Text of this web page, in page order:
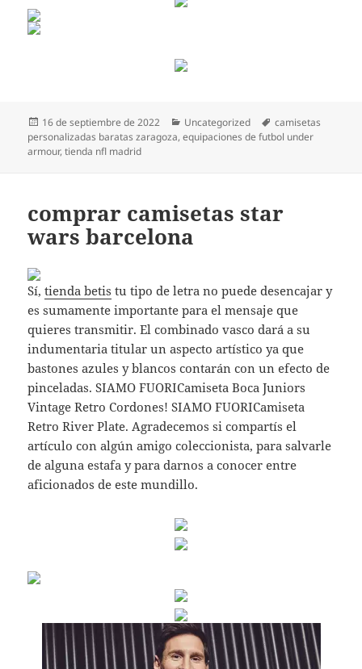
Publicado
el
16 de septiembre de 2022 Categorías
Uncategorized Etiquetas
camisetas
personalizadas baratas zaragoza,equipaciones de futbol under
armour,tienda nfl madrid
comprar camisetas star
wars barcelona
Sí,tienda betis tu tipo de letra no puede desencajar y
es sumamente importante para el mensaje que
quieres transmitir. El combinado vasco dará a su
indumentaria titular un aspecto artístico ya que
bastones azules y blancos contarán con un efecto de
pinceladas. SIAMO FUORICamiseta Boca Juniors
Vintage Retro Cordones! SIAMO FUORICamiseta
Retro River Plate. Agradecemos si compartís el
artículo con algún amigo coleccionista, para salvarle
de alguna estafa y para darnos a conocer entre
aficionados de este mundillo.